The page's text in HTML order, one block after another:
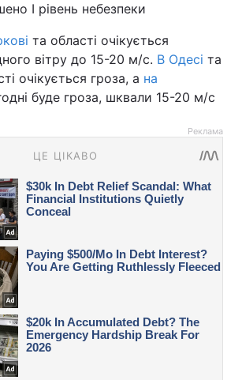
І рівень небезпеки
та області очікується
вітру до 15-20 м/с. В Одесі та
очікується гроза, а на
буде гроза, шквали 15-20 м/с
Реклама